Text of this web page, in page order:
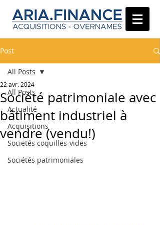
Post
All Posts
Actualité
Acquisitions
Societés coquilles-vides
Sociétés patrimoniales
All Posts
Société patrimoniale avec
bâtiment industriel à
vendre (vendu!)
22 avr. 2024